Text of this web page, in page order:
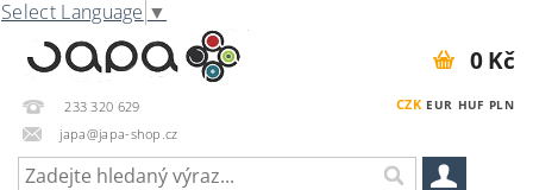
Select Language ▼
233 320 629
japa@japa-shop.cz
CZK EUR HUF PLN
0 Kč